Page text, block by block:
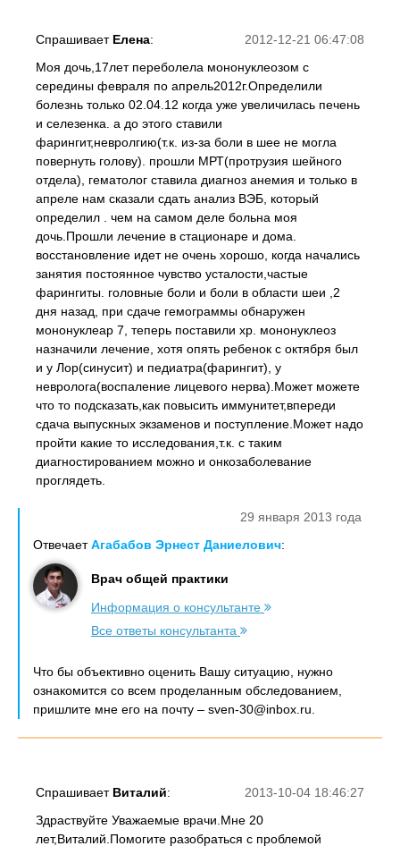
2012-12-21 06:47:08
Спрашивает Елена:
Моя дочь,17лет переболела мононуклеозом с
середины февраля по апрель2012г.Определили
болезнь только 02.04.12 когда уже увеличилась печень
и селезенка. а до этого ставили
фарингит,невролгию(т.к. из-за боли в шее не могла
повернуть голову). прошли МРТ(протрузия шейного
отдела), гематолог ставила диагноз анемия и только в
апреле нам сказали сдать анализ ВЭБ, который
определил . чем на самом деле больна моя
дочь.Прошли лечение в стационаре и дома.
восстановление идет не очень хорошо, когда начались
занятия постоянное чувство усталости,частые
фарингиты. головные боли и боли в области шеи ,2
дня назад, при сдаче гемограммы обнаружен
мононуклеар 7, теперь поставили хр. мононуклеоз
назначили лечение, хотя опять ребенок с октября был
и у Лор(синусит) и педиатра(фарингит), у
невролога(воспаление лицевого нерва).Может можете
что то подсказать,как повысить иммунитет,впереди
сдача выпускных экзаменов и поступление.Может надо
пройти какие то исследования,т.к. с таким
диагностированием можно и онкозаболевание
проглядеть.
29 января 2013 года
ОтвечаетАгабабов Эрнест Даниелович:
Врач общей практики
Информация о консультанте
Все ответы консультанта
Что бы объективно оценить Вашу ситуацию, нужно
ознакомится со всем проделанным обследованием,
пришлите мне его на почту – sven-30@inbox.ru.
2013-10-04 18:46:27
Спрашивает Виталий:
Здраствуйте Уважаемые врачи.Мне 20
лет,Виталий.Помогите разобраться с проблемой